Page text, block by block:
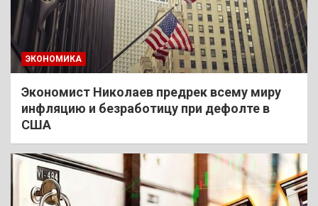
ЭКОНОМИКА
Экономист Николаев предрек всему миру
инфляцию и безработицу при дефолте в
США